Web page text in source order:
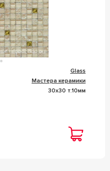
Glass
Мастера керамики
30x30 т.10мм